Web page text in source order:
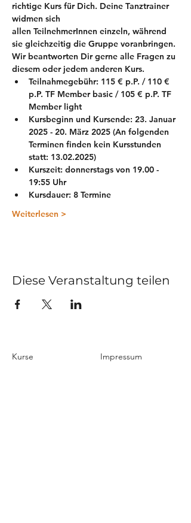
richtige Kurs für Dich. Deine Tanztrainer
widmen sich
allen TeilnehmerInnen einzeln, während
sie gleichzeitig die Gruppe voranbringen.
Wir beantworten Dir gerne alle Fragen zu
diesem oder jedem anderen Kurs.
Teilnahmegebühr: 115 € p.P. / 110 €
p.P. TF Member basic / 105 € p.P. TF
Member light
Kursbeginn und Kursende: 23. Januar
2025 - 20. März 2025 (An folgenden
Terminen finden kein Kursstunden
statt: 13.02.2025)
Kurszeit: donnerstags von 19.00 -
19:55 Uhr
Kursdauer: 8 Termine
Weiterlesen >
Diese Veranstaltung teilen
Kurse
Impressum